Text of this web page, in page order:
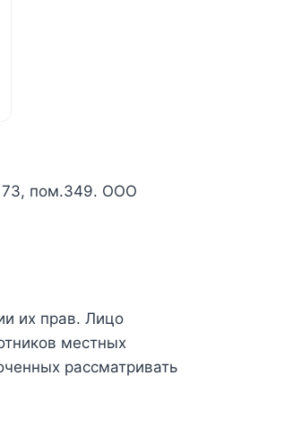
73, пом.349. ООО
их прав. Лицо
местных
рассматривать